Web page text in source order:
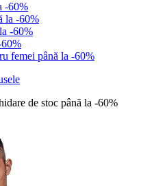
-60%
la -60%
-60%
femei până la -60%
de stoc până la -60%